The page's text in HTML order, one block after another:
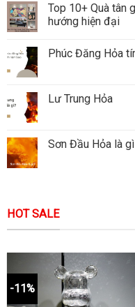
Top 10+ Quà tân
hướng hiện đại
Phúc Đăng Hỏa
Lư Trung Hỏa
Sơn Đầu Hỏa là
HOT SALE
-11%